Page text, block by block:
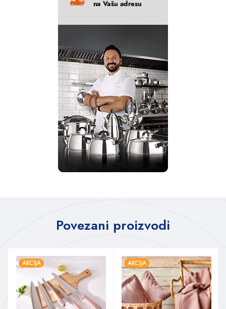
Povezani proizvodi
AKCIJA AKCIJA